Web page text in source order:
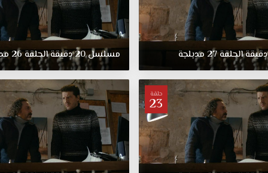
كل
شيء
بعشرين
فالبطلة
تواجه
المحكمة
وتسجن
وتودع
زوجها
وعائلتها
بمشهد
دقيقةالحلقة27 مدبلجة مسلسل20دقيقةالحلقة26
حلقة
23